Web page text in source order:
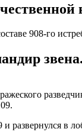
908-го
звена.
развернулся в